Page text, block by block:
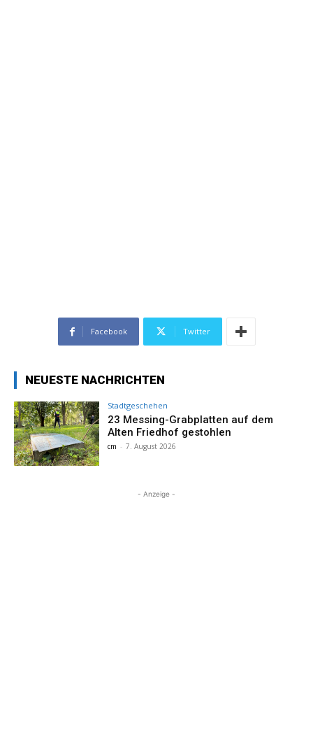
Facebook Twitter
NEUESTE NACHRICHTEN
Stadtgeschehen
23 Messing-Grabplatten auf dem
Alten Friedhof gestohlen
cm - 7. August 2026
- Anzeige -